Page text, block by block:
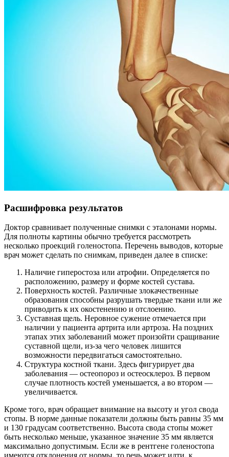
Расшифровка результатов
Доктор сравнивает полученные снимки с эталонами нормы.
Для полноты картины обычно требуется рассмотреть
несколько проекций голеностопа. Перечень выводов, которые
врач может сделать по снимкам, приведен далее в списке:
Наличие гиперостоза или атрофии. Определяется по
расположению, размеру и форме костей сустава.
Поверхность костей. Различные злокачественные
образования способны разрушать твердые ткани или же
приводить к их окостенению и отслоению.
Суставная щель. Неровное сужение отмечается при
наличии у пациента артрита или артроза. На поздних
этапах этих заболеваний может произойти сращивание
суставной щели, из-за чего человек лишится
возможности передвигаться самостоятельно.
Структура костной ткани. Здесь фигурирует два
заболевания — остеопороз и остеосклероз. В первом
случае плотность костей уменьшается, а во втором —
увеличивается.
Кроме того, врач обращает внимание на высоту и угол свода
стопы. В норме данные показатели должны быть равны 35 мм
и 130 градусам соответственно. Высота свода стопы может
быть несколько меньше, указанное значение 35 мм является
максимально допустимым. Если же в рентгене голеностопа